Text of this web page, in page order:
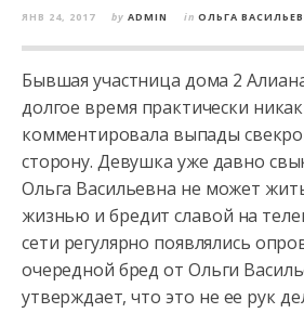
ЯНВ 24, 2017 by ADMIN in ОЛЬГА
Бывшая участница дома 2
долгое время практически
комментировала выпады
сторону. Девушка уже давно
Ольга Васильевна не может
жизнью и бредит славой на
сети регулярно появлялись
очередной бред от Ольги
утверждает, что это не ее рук